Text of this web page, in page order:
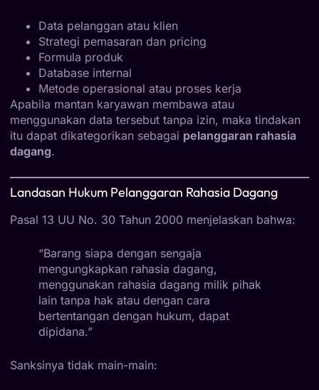
Data pelanggan atau klien
Strategi pemasaran dan pricing
Formula produk
Database internal
Metode operasional atau proses kerja
Apabila mantan karyawan membawa atau
menggunakan data tersebut tanpa izin, maka tindakan
itu dapat dikategorikan sebagai pelanggaran rahasia
dagang.
Landasan Hukum Pelanggaran Rahasia Dagang
Pasal 13 UU No. 30 Tahun 2000 menjelaskan bahwa:
“Barang siapa dengan sengaja
mengungkapkan rahasia dagang,
menggunakan rahasia dagang milik pihak
lain tanpa hak atau dengan cara
bertentangan dengan hukum, dapat
dipidana.”
Sanksinya tidak main-main: